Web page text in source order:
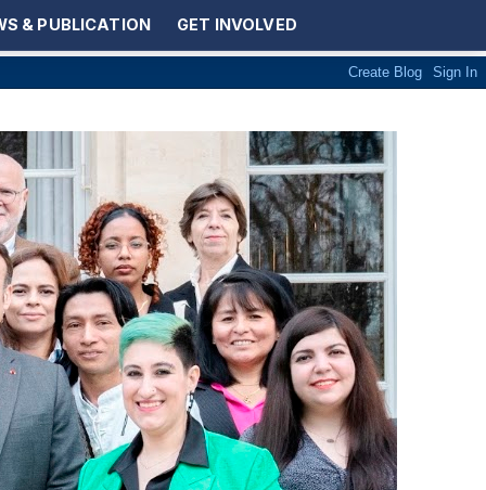
& PUBLICATION GET INVOLVED